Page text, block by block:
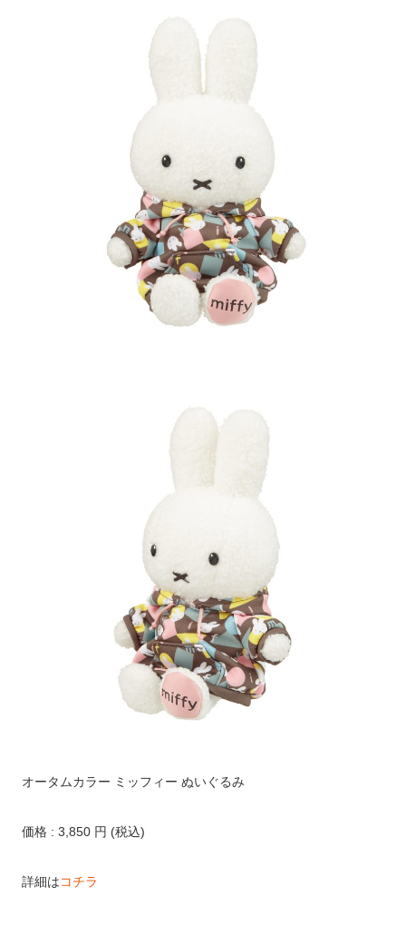
オータムカラー ミッフィー ぬいぐるみ
価格 : 3,850 円 (税込)
詳細はコチラ